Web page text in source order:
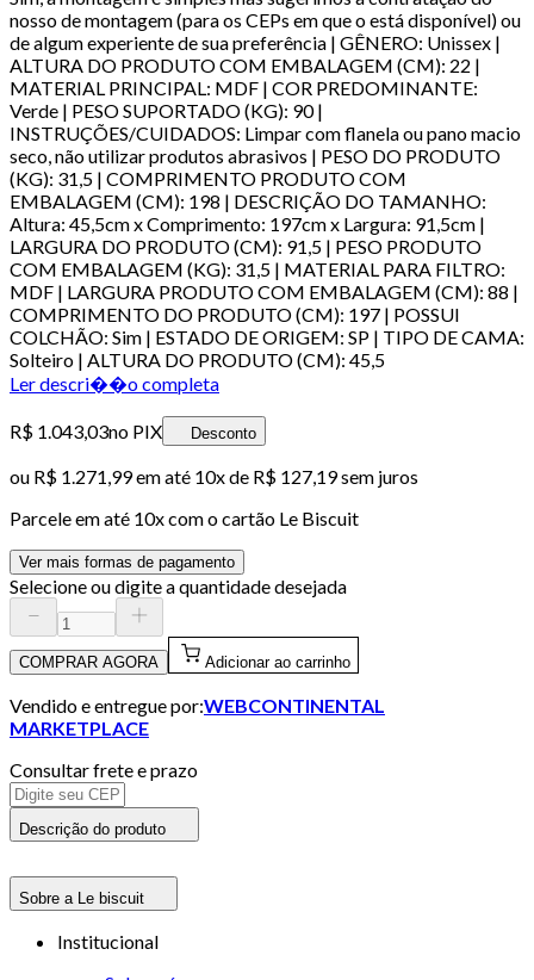
nosso de montagem (para os CEPs em que o está disponível) ou
de algum experiente de sua preferência | GÊNERO: Unissex |
ALTURA DO PRODUTO COM EMBALAGEM (CM): 22 |
MATERIAL PRINCIPAL: MDF | COR PREDOMINANTE:
Verde | PESO SUPORTADO (KG): 90 |
INSTRUÇÕES/CUIDADOS: Limpar com flanela ou pano macio
seco, não utilizar produtos abrasivos | PESO DO PRODUTO
(KG): 31,5 | COMPRIMENTO PRODUTO COM
EMBALAGEM (CM): 198 | DESCRIÇÃO DO TAMANHO:
Altura: 45,5cm x Comprimento: 197cm x Largura: 91,5cm |
LARGURA DO PRODUTO (CM): 91,5 | PESO PRODUTO
COM EMBALAGEM (KG): 31,5 | MATERIAL PARA FILTRO:
MDF | LARGURA PRODUTO COM EMBALAGEM (CM): 88 |
COMPRIMENTO DO PRODUTO (CM): 197 | POSSUI
COLCHÃO: Sim | ESTADO DE ORIGEM: SP | TIPO DE CAMA:
Solteiro | ALTURA DO PRODUTO (CM): 45,5
Ler descri��o completa
R$ 1.043,03no PIX Desconto
ou R$ 1.271,99em até 10x de R$ 127,19 sem juros
Parcele em até 10x com o cartão Le Biscuit
Ver mais formas de pagamento
Selecione ou digite a quantidade desejada
COMPRAR AGORA Adicionar ao carrinho
Vendido e entregue por:WEBCONTINENTAL
MARKETPLACE
Consultar frete e prazo
Descrição do produto
Sobre a Le biscuit
Institucional